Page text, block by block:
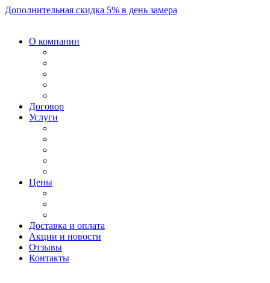
Дополнительная скидка 5% в день замера
О компании
Договор
Услуги
Цены
Доставка и оплата
Акции и новости
Отзывы
Контакты